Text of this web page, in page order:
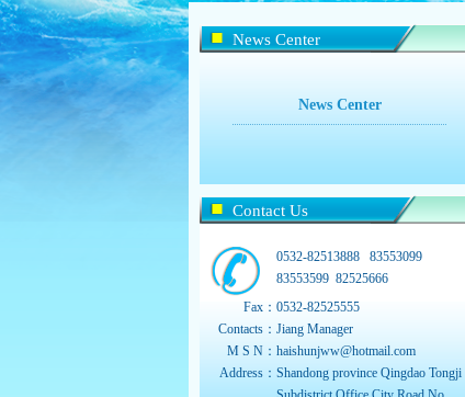
News Center
News Center
Contact Us
0532-82513888 83553099
83553599 82525666
Fax： 0532-82525555
Contacts： Jiang Manager
M S N： haishunjww@hotmail.com
Address： Shandong province Qingdao Tongji